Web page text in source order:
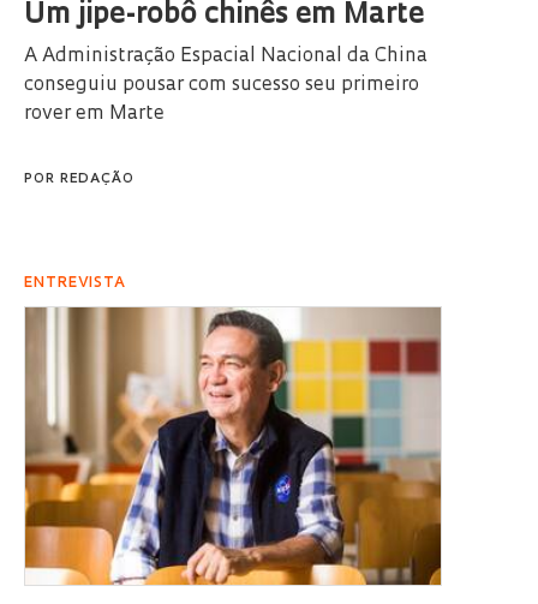
Um jipe-robô chinês em Marte
A Administração Espacial Nacional da China
conseguiu pousar com sucesso seu primeiro
rover em Marte
POR REDAÇÃO
ENTREVISTA